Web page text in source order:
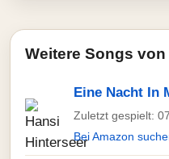
Weitere Songs
Eine Nacht In
Zuletzt gespielt:
Bei Amazon